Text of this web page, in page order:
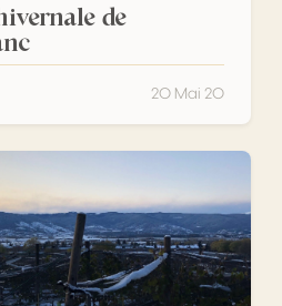
de
20 Mai 20
est invincible